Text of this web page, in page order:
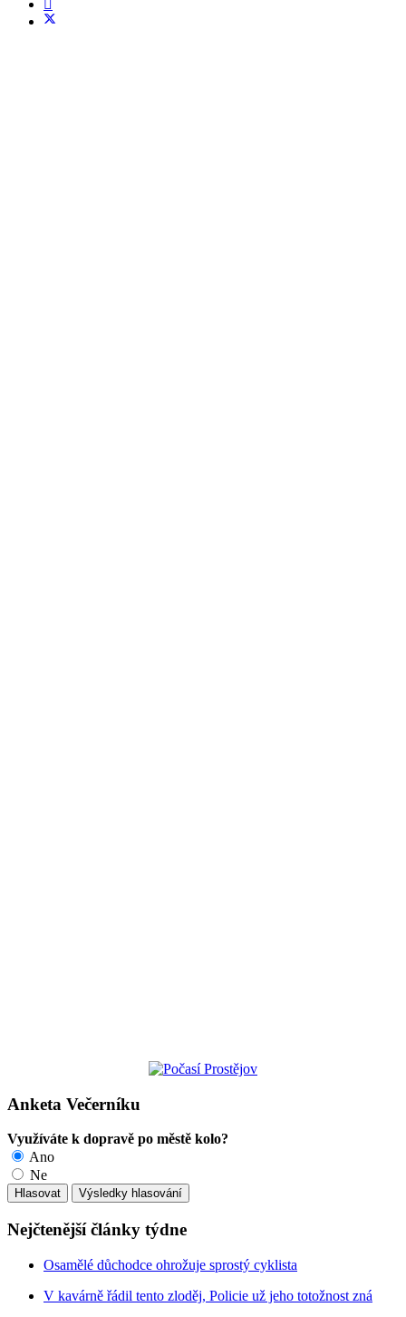
Anketa Večerníku
Využíváte k dopravě po městě kolo?
Ano
Ne
Nejčtenější články týdne
Osamělé důchodce ohrožuje sprostý cyklista
V kavárně řádil tento zloděj, Policie už jeho totožnost zná